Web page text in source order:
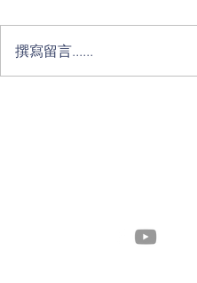
撰寫留言......